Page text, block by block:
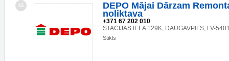
13
DEPO Mājai Dārzam
noliktava
+371 67 202 010
STACIJAS IELA 129K, DAUGAVPILS, LV-
Stikls